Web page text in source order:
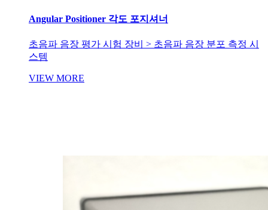
Angular Positioner 각도 포지셔너
초음파 음장 평가 시험 장비 > 초음파 음장 분포 측정 시
스템
VIEW MORE